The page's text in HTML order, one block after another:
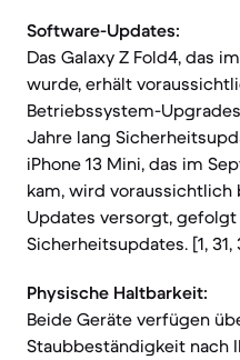
Software-Updates:
Das Galaxy Z Fold4, das
wurde, erhält
Betriebssystem-
Jahre lang
iPhone 13 Mini, das im
kam, wird voraussichtlich
Updates versorgt,
Sicherheitsupdates. [1, 31,
Physische Haltbarkeit:
Beide Geräte verfügen
Staubbeständigkeit nach